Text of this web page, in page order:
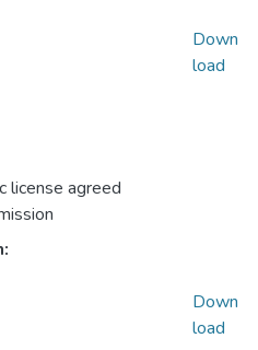
license agreed
Down
load
Down
load